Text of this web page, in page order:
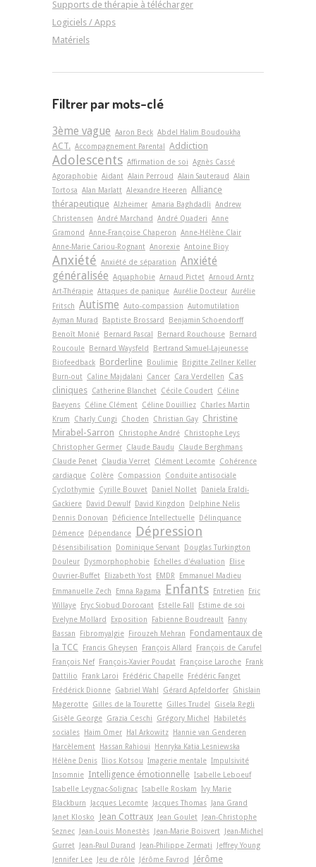
Supports de thérapie à télécharger
Logiciels / Apps
Matériels
Filtrer par mots-clé
3ème vague Aaron Beck Abdel Halim Boudoukha
ACT. Accompagnement Parental Addiction
Adolescents Affirmation de soi Agnès Cassé
Agoraphobie Aidant Alain Perroud Alain Sauteraud
Alain
Tortosa Alan Marlatt Alexandre Heeren Alliance
thérapeutique Alzheimer Amaria Baghdadli Andrew
Christensen André Marchand André Quaderi Anne
Gramond
Anne-Françoise Chaperon Anne-Hélène Clair
Anne-Marie Cariou-Rognant Anorexie Antoine Bioy
Anxiété Anxiété de séparation Anxiété
généralisée Aquaphobie Arnaud Pictet Arnoud Arntz
Art-Thérapie Attaques de panique Aurélie Docteur Aurélie
Fritsch Autisme Auto-compassion Automutilation
Ayman Murad
Baptiste Brossard
Benjamin Schoendorff
Benoît Monié
Bernard Pascal Bernard Rouchouse
Bernard
Roucoule
Bernard Waysfeld
Bertrand Samuel-Lajeunesse
Biofeedback Borderline Boulimie
Brigitte Zellner Keller
Burn-out Caline Majdalani Cancer Cara Verdellen
Cas
cliniques Catherine Blanchet Cécile Coudert Céline
Baeyens Céline Clément Céline Douilliez Charles Martin
Krum
Charly Cungi Choden Christian Gay Christine
Mirabel-Sarron
Christophe André Christophe Leys
Christopher Germer Claude Baudu
Claude Berghmans
Claude Penet Claudia Verret Clément Lecomte Cohérence
cardiaque Colère Compassion
Conduite antisociale
Cyclothymie Cyrille Bouvet Daniel Nollet
Daniela Eraldi-
Gackiere
David Dewulf David Kingdon
Delphine Nelis
Dennis Donovan
Déficience Intellectuelle
Délinquance
Démence
Dépendance Dépression
Désensibilisation Dominique Servant
Douglas Turkington
Douleur
Dysmorphophobie Echelles d'évaluation
Elise
Ouvrier-Buffet
Elizabeth Yost EMDR
Emmanuel Madieu
Emmanuelle Zech
Emna Ragama Enfants Entretien
Eric
Willaye
Eryc Siobud Dorocant Estelle Fall
Estime de soi
Evelyne Mollard
Exposition Fabienne Boudreault
Fanny
Bassan
Fibromyalgie Firouzeh Mehran
Fondamentaux de
la TCC
Francis Gheysen François Allard
François de Carufel
François Nef
François-Xavier Poudat Françoise Laroche
Frank
Dattilio
Frank Laroi Frédéric Chapelle
Frédéric Fanget
Frédérick Dionne Gabriel Wahl Gérard Apfeldorfer Ghislain
Magerotte Gilles de la Tourette Gilles Trudel
Gisela Regli
Gisèle George Grazia Ceschi Grégory Michel
Habiletés
sociales
Haim Omer Hal Arkowitz
Hannie van Genderen
Harcèlement
Hassan Rahioui
Henryka Katia Lesniewska
Hélène Denis Ilios Kotsou Imagerie mentale Impulsivité
Insomnie Intelligence émotionnelle Isabelle Leboeuf
Isabelle Leygnac-Solignac Isabelle Roskam Ivy Marie
Blackburn
Jacques Lecomte Jacques Thomas
Jana Grand
Janet Klosko
Jean Cottraux Jean Goulet
Jean-Christophe
Seznec
Jean-Louis Monestès Jean-Marie Boisvert
Jean-Michel
Gurret
Jean-Paul Durand Jean-Philippe Zermati
Jeffrey Young
Jennifer Lee
Jeu de rôle Jérôme Favrod
Jérôme